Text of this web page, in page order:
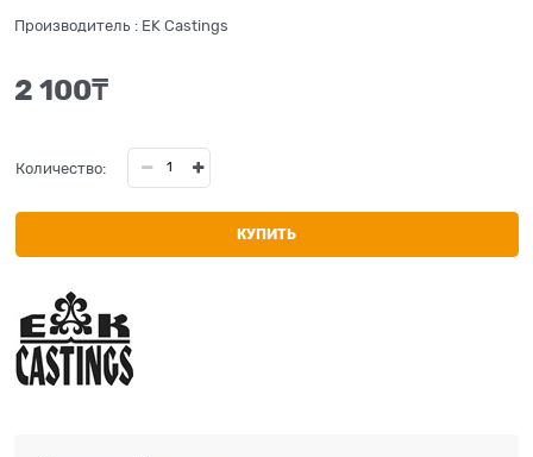
Производитель : EK Castings
2 100₸
Количество:
КУПИТЬ